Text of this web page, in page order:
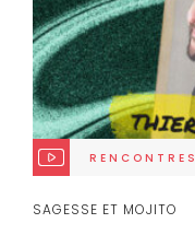
RENCONTRES
SAGESSE ET MOJITO